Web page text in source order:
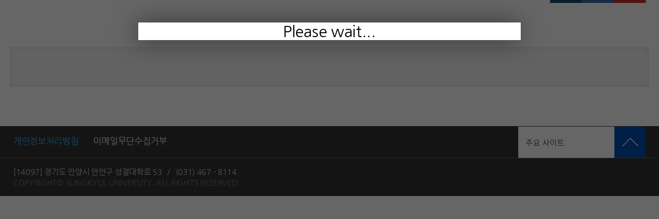
개인정보처리방침 이메일무단수집거부 주요 사이트
[14097] 경기도 안양시 만안구 성결대학로 53 /
(031) 467 - 8114
COPYRIGHT© SUNGKYUL UNIVERSITY. ALL RIGHTS RESERVED.
Please wait...